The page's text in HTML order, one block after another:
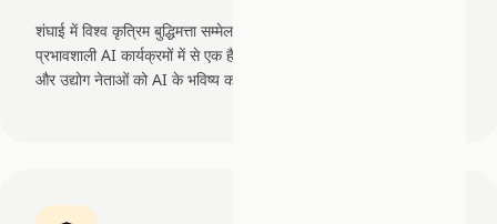
शंघाई में विश्व कृत्रिम बुद्धिमत्ता सम्मेलन (WAIC) विश्व स्तर पर सबसे
प्रभावशाली AI कार्यक्रमों में से एक है, जो अग्रणी शोधकर्ताओं, नीति निर्माताओं
और उद्योग नेताओं को AI के भविष्य को आकार देने के लिए एक साथ लाता है।